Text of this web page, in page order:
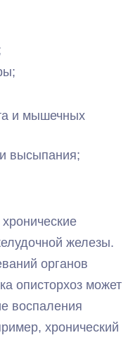
и мышечных
высыпания;
железы.
органов
описторхоз может
воспаления
хронический